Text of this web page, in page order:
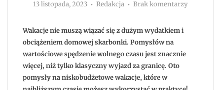
13 listopada, 2023 Autor
Redakcja Brak komentarzydo
Wakacje nie muszą wiązać się z dużym wydatkiem i
obciążeniem domowej skarbonki. Pomysłów na
wartościowe spędzenie wolnego czasu jest znacznie
więcej, niż tylko klasyczny wyjazd za granicę. Oto
pomysły na niskobudżetowe wakacje, które w